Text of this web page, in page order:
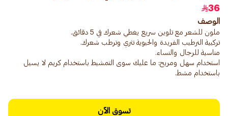
36
الوصف
استخدام سهل ومريح: ما عليك سوى التمشيط باستخدام كريم لا يسيل
باستخدام مشط.
تسوق الآن